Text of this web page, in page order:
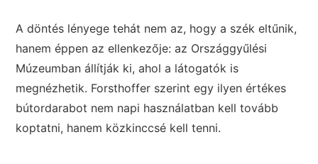
A döntés lényege tehát nem az, hogy a szék eltűnik,
hanem éppen az ellenkezője: az Országgyűlési
Múzeumban állítják ki, ahol a látogatók is
megnézhetik. Forsthoffer szerint egy ilyen értékes
bútordarabot nem napi használatban kell tovább
koptatni, hanem közkinccsé kell tenni.